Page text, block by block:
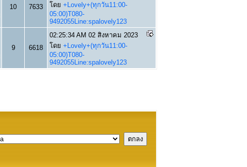
10 7633
โดย +Lovely+(ทุกวัน11:00-
05:00)T080-
9492055Line:spalovely123
9 6618
02:25:34 AM 02 สิงหาคม 2023
โดย +Lovely+(ทุกวัน11:00-
05:00)T080-
9492055Line:spalovely123